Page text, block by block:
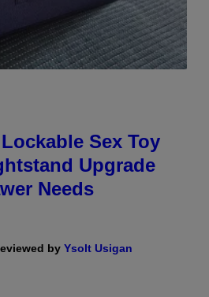
Sex Toy
Upgrade
Needs
by Ysolt Usigan